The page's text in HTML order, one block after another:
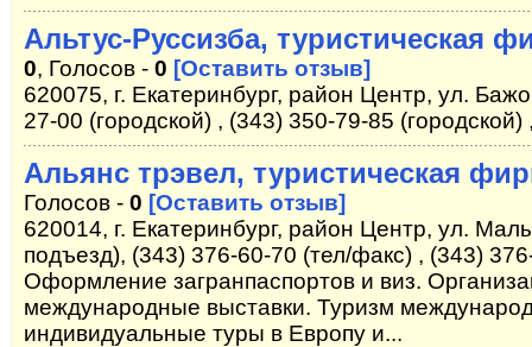
Альтус-Руссизба, туристическая
0, Голосов - 0 [Оставить отзыв]
620075, г. Екатеринбург, район Центр, ул.
27-00 (городской) , (343) 350-79-85
Альянс трэвел, туристическая
Голосов - 0 [Оставить отзыв]
620014, г. Екатеринбург, район Центр, ул.
подъезд), (343) 376-60-70 (тел/факс) , (343)
Оформление загранпаспортов и виз.
международные выставки. Туризм
индивидуальные туры в Европу и...